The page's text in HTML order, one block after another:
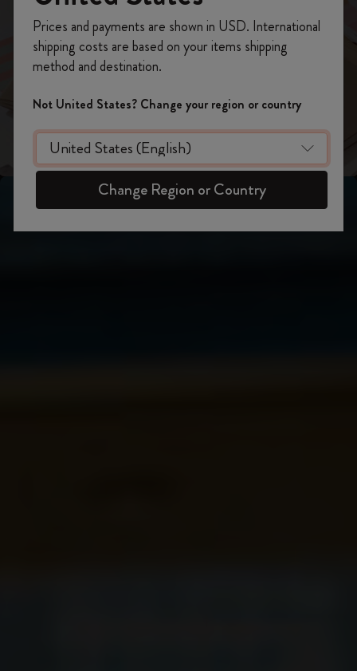
Jetzt shoppen
Folie anzeigen 2
Folie anzeigen 3
10% Rabatt sowie kostenlosen Versand auf
Ihre erste Bestellungmit dem Code
WELCOME10.
Erstellen Sie ein Moleskine Konto, um Zugang zu
exklusiven Angeboten, Mitgliedervorteilen und
noch mehr Inspiration zu erhalten.
Jetzt registrieren!
Prices and payments are shown in USD. International
shipping costs are based on your items shipping
method and destination.
Not United States? Change your region or country
Change Region or Country